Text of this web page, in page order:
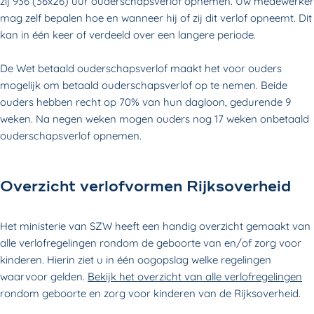
mag zelf bepalen hoe en wanneer hij of zij dit verlof opneemt. Dit
kan in één keer of verdeeld over een langere periode.
De Wet betaald ouderschapsverlof maakt het voor ouders
mogelijk om betaald ouderschapsverlof op te nemen. Beide
ouders hebben recht op 70% van hun dagloon, gedurende 9
weken. Na negen weken mogen ouders nog 17 weken onbetaald
ouderschapsverlof opnemen.
Overzicht verlofvormen Rijksoverheid
Het ministerie van SZW heeft een handig overzicht gemaakt van
alle verlofregelingen rondom de geboorte van en/of zorg voor
kinderen. Hierin ziet u in één oogopslag welke regelingen
waarvoor gelden. Bekijk het overzicht van alle verlofregelingen
rondom geboorte en zorg voor kinderen van de Rijksoverheid.